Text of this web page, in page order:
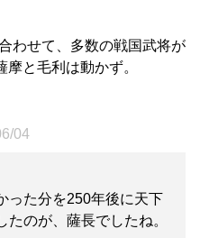
わせて、多数の戦国武将が
と毛利は動かず。
04
った分を250年後に天下
たのが、薩長でしたね。